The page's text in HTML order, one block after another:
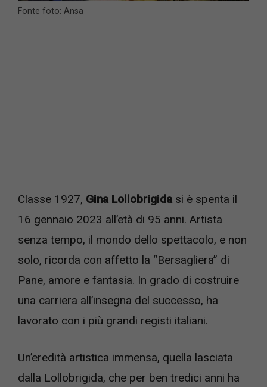
Fonte foto: Ansa
Classe 1927, Gina Lollobrigida si è spenta il
16 gennaio 2023 all’età di 95 anni. Artista
senza tempo, il mondo dello spettacolo, e non
solo, ricorda con affetto la “Bersagliera” di
Pane, amore e fantasia. In grado di costruire
una carriera all’insegna del successo, ha
lavorato con i più grandi registi italiani.
Un’eredità artistica immensa, quella lasciata
dalla Lollobrigida, che per ben tredici anni ha